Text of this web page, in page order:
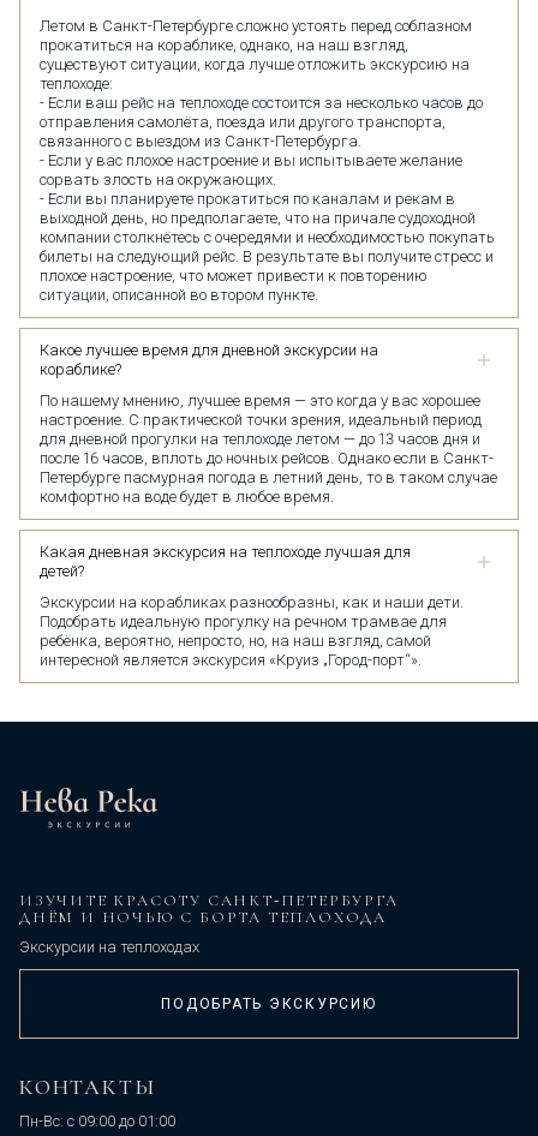
Летом в Санкт-Петербурге сложно устоять перед соблазном
прокатиться на кораблике, однако, на наш взгляд,
существуют ситуации, когда лучше отложить экскурсию на
теплоходе:
- Если ваш рейс на теплоходе состоится за несколько часов до
отправления самолёта, поезда или другого транспорта,
связанного с выездом из Санкт-Петербурга.
- Если у вас плохое настроение и вы испытываете желание
сорвать злость на окружающих.
- Если вы планируете прокатиться по каналам и рекам в
выходной день, но предполагаете, что на причале судоходной
компании столкнётесь с очередями и необходимостью покупать
билеты на следующий рейс. В результате вы получите стресс и
плохое настроение, что может привести к повторению
ситуации, описанной во втором пункте.
Какое лучшее время для дневной экскурсии на
кораблике?
По нашему мнению, лучшее время — это когда у вас хорошее
настроение. С практической точки зрения, идеальный период
для дневной прогулки на теплоходе летом — до 13 часов дня и
после 16 часов, вплоть до ночных рейсов. Однако если в Санкт-
Петербурге пасмурная погода в летний день, то в таком случае
комфортно на воде будет в любое время.
Какая дневная экскурсия на теплоходе лучшая для
детей?
Экскурсии на корабликах разнообразны, как и наши дети.
Подобрать идеальную прогулку на речном трамвае для
ребёнка, вероятно, непросто, но, на наш взгляд, самой
интересной является экскурсия «Круиз „Город-порт“».
ИЗУЧИТЕ КРАСОТУ САНКТ‑ПЕТЕРБУРГА
ДНЁМ И НОЧЬЮ С БОРТА ТЕПЛОХОДА
Экскурсии на теплоходах
ПОДОБРАТЬ ЭКСКУРСИЮ
КОНТАКТЫ
Пн-Вс: с 09:00 до 01:00